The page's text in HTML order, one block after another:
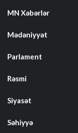
MN Xəbərlər
Mədəniyyət
Parlament
Rəsmi
Siyasət
Səhiyyə